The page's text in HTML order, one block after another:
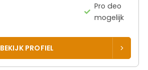
Pro deo
mogelijk
BEKIJK PROFIEL